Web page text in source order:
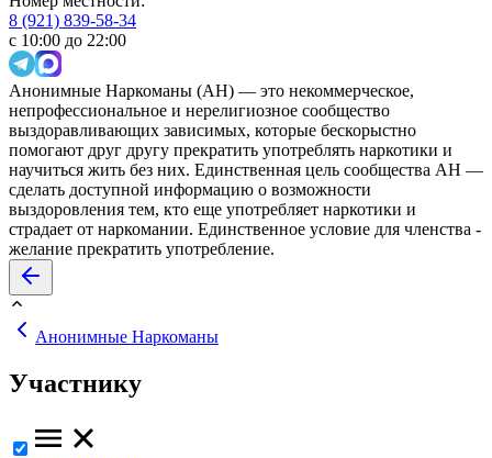
8 (921) 839-58-34
с 10:00 до 22:00
Анонимные Наркоманы (АН) — это некоммерческое,
непрофессиональное и нерелигиозное сообщество
выздоравливающих зависимых, которые бескорыстно
помогают друг другу прекратить употреблять наркотики и
научиться жить без них. Единственная цель сообщества АН —
сделать доступной информацию о возможности
выздоровления тем, кто еще употребляет наркотики и
страдает от наркомании. Единственное условие для членства -
желание прекратить употребление.
Анонимные Наркоманы
Участнику